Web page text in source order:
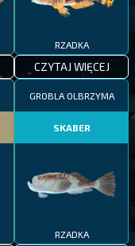
RZADKA
CZYTAJ WIĘCEJ
GROBLA OLBRZYMA
SKABER
RZADKA